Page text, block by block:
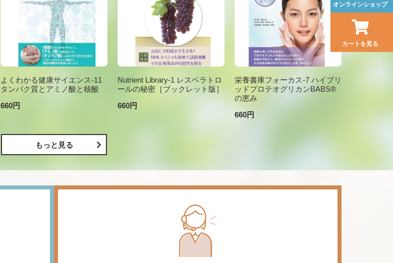
オンラインショップ
カートを見る
よくわかる健康サイエンス-11
タンパク質とアミノ酸と核酸
660円
Nutrient Library-1 レスベラトロ
ールの秘密［ブックレット版］
660円
栄養書庫フォーカス-7 ハイブリ
ッドプロテオグリカンBABS®
の恵み
660円
もっと見る